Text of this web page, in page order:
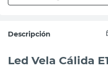
Descripción
Led Vela Cálida